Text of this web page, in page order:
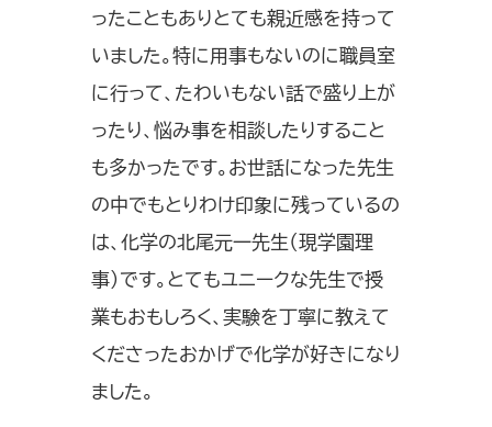
ったこともありとても親近感を持って
いました。特に用事もないのに職員室
に行って、たわいもない話で盛り上が
ったり、悩み事を相談したりすること
も多かったです。お世話になった先生
の中でもとりわけ印象に残っているの
は、化学の北尾元一先生（現学園理
事）です。とてもユニークな先生で授
業もおもしろく、実験を丁寧に教えて
くださったおかげで化学が好きになり
ました。